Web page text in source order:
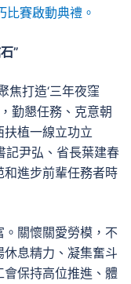
比賽啟動典禮。
”
焦打造‘三年夜窪
勤懇任務、克意朝
扶植一線立功立
記尹弘、省長葉建春
進步前輩任務者時
關懷關愛勞模，不
息精力、凝集奮斗
保持高位推進、體